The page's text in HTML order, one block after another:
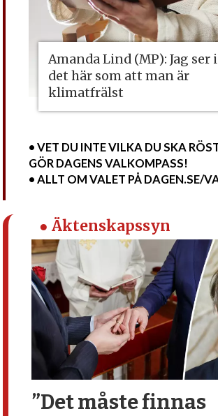
Amanda Lind (MP): Jag ser
det här som att man är
klimatfrälst
• VET DU INTE VILKA DU SKA
GÖR DAGENS VALKOMPASS!
• ALLT OM VALET PÅ DAGEN.SE/
● Äktenskapssyn
”Det måste finnas